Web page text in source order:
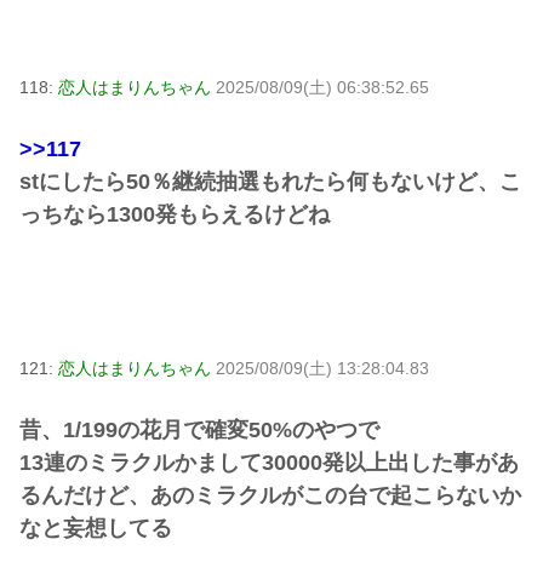
118: 恋人はまりんちゃん 2025/08/09(土) 06:38:52.65
>>117
stにしたら50％継続抽選もれたら何もないけど、こ
っちなら1300発もらえるけどね
121: 恋人はまりんちゃん 2025/08/09(土) 13:28:04.83
昔、1/199の花月で確変50%のやつで
13連のミラクルかまして30000発以上出した事があ
るんだけど、あのミラクルがこの台で起こらないか
なと妄想してる